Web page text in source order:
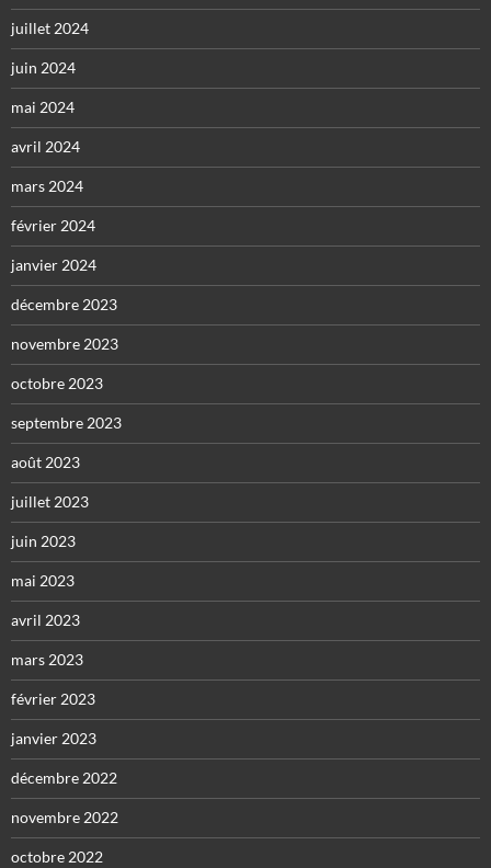
juillet 2024
juin 2024
mai 2024
avril 2024
mars 2024
février 2024
janvier 2024
décembre 2023
novembre 2023
octobre 2023
septembre 2023
août 2023
juillet 2023
juin 2023
mai 2023
avril 2023
mars 2023
février 2023
janvier 2023
décembre 2022
novembre 2022
octobre 2022